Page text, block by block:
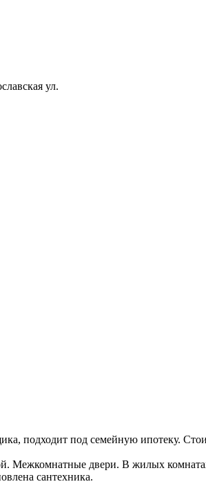
ул.
подходит под семейную ипотеку.
Межкомнатные двери. В жилых
сантехника.